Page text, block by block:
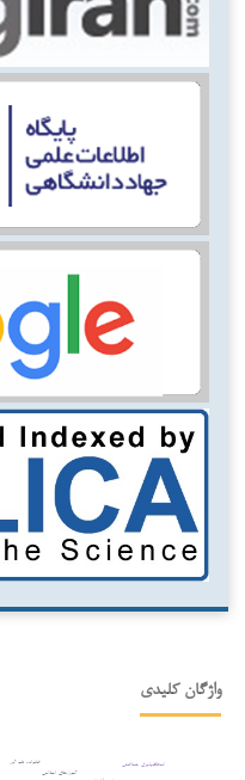
واژگان کلیدی
خانواده تاب آور
آموزه‌های اسلامی
انعطاف‌پذیری شناختی